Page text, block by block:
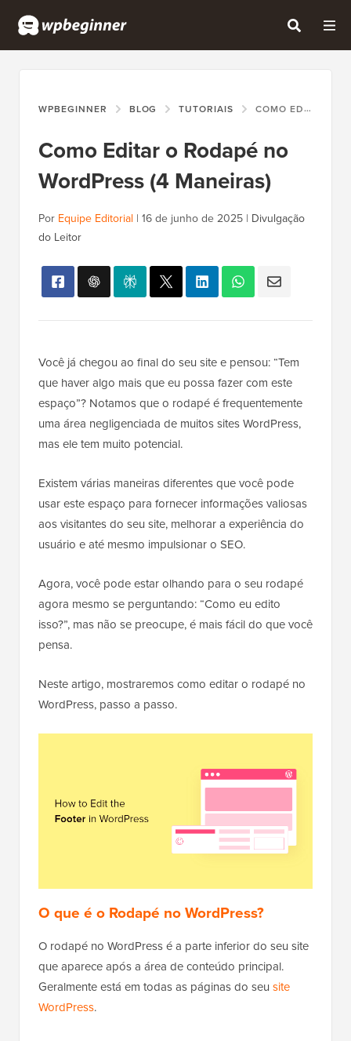
WPBEGINNER BLOG TUTORIAIS COMO EDITAR O RODAPÉ NO WORDPRESS (4 MANEIRAS)
Como Editar o Rodapé no
WordPress (4 Maneiras)
Por Equipe Editorial | 16 de junho de 2025 | Divulgação
do Leitor
Você já chegou ao final do seu site e pensou: “Tem
que haver algo mais que eu possa fazer com este
espaço”? Notamos que o rodapé é frequentemente
uma área negligenciada de muitos sites WordPress,
mas ele tem muito potencial.
Existem várias maneiras diferentes que você pode
usar este espaço para fornecer informações valiosas
aos visitantes do seu site, melhorar a experiência do
usuário e até mesmo impulsionar o SEO.
Agora, você pode estar olhando para o seu rodapé
agora mesmo se perguntando: “Como eu edito
isso?”, mas não se preocupe, é mais fácil do que você
pensa.
Neste artigo, mostraremos como editar o rodapé no
WordPress, passo a passo.
O que é o Rodapé no WordPress?
O rodapé no WordPress é a parte inferior do seu site
que aparece após a área de conteúdo principal.
Geralmente está em todas as páginas do seu site
WordPress.